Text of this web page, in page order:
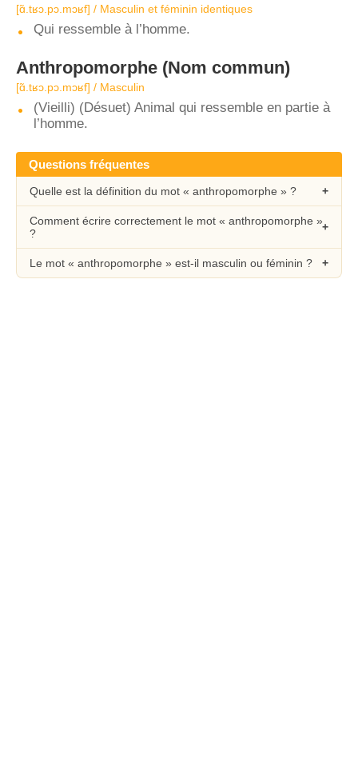
[ɑ̃.tʁɔ.pɔ.mɔʁf] / Masculin et féminin identiques
Qui ressemble à l’homme.
Anthropomorphe (Nom commun)
[ɑ̃.tʁɔ.pɔ.mɔʁf] / Masculin
(Vieilli) (Désuet) Animal qui ressemble en partie à
l’homme.
Questions fréquentes
Quelle est la définition du mot « anthropomorphe » ?
Comment écrire correctement le mot « anthropomorphe »
?
Le mot « anthropomorphe » est-il masculin ou féminin ?